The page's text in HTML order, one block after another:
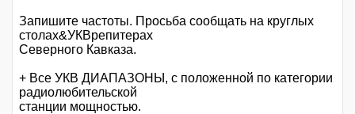
Запишите частоты. Просьба сообщать на круглых
столах&УКВрепитерах
Северного Кавказа.
+ Все УКВ ДИАПАЗОНЫ, с положенной по категории
радиолюбительской
станции мощностью.